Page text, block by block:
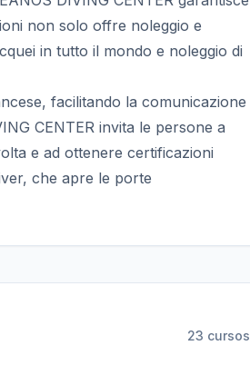
non solo offre noleggio e
in tutto il mondo e noleggio di
facilitando la comunicazione
CENTER invita le persone a
e ad ottenere certificazioni
che apre le porte
23 cursos